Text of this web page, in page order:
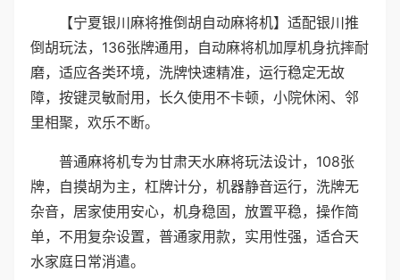
【宁夏银川麻将推倒胡自动麻将机】适配银川推
倒胡玩法，136张牌通用，自动麻将机加厚机身抗摔耐
磨，适应各类环境，洗牌快速精准，运行稳定无故
障，按键灵敏耐用，长久使用不卡顿，小院休闲、邻
里相聚，欢乐不断。
普通麻将机专为甘肃天水麻将玩法设计，108张
牌，自摸胡为主，杠牌计分，机器静音运行，洗牌无
杂音，居家使用安心，机身稳固，放置平稳，操作简
单，不用复杂设置，普通家用款，实用性强，适合天
水家庭日常消遣。